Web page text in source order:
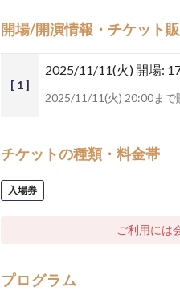
開場/開演情報・チケット
[ 1 ]
2025/11/11(火) 開場:
2025/11/11(火) 20:00まで
チケットの種類・料金帯
入場券
ご利用には
プログラム